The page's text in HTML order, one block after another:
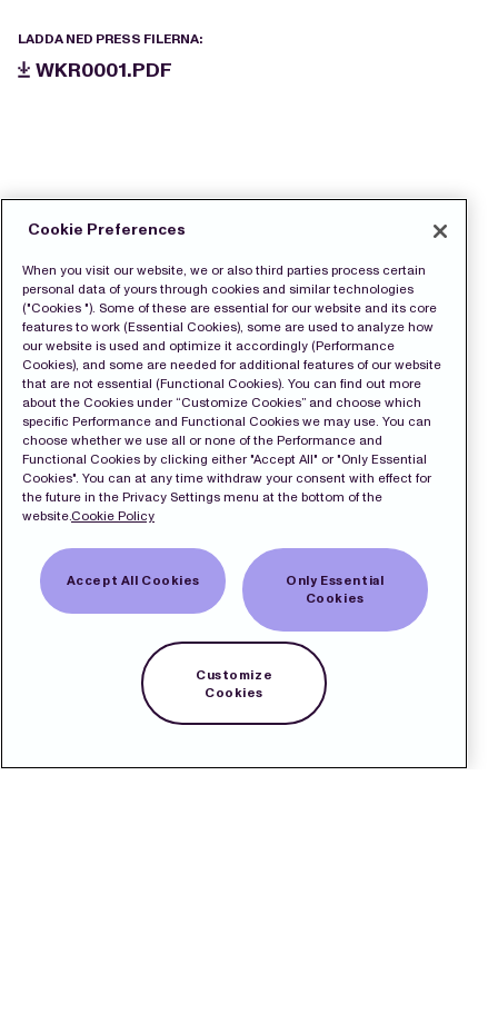
LADDA NED PRESS FILERNA:
WKR0001.PDF
Cookie Preferences
When you visit our website, we or also third parties process certain
personal data of yours through cookies and similar technologies
("Cookies "). Some of these are essential for our website and its core
features to work (Essential Cookies), some are used to analyze how
our website is used and optimize it accordingly (Performance
Cookies), and some are needed for additional features of our website
that are not essential (Functional Cookies). You can find out more
about the Cookies under “Customize Cookies” and choose which
specific Performance and Functional Cookies we may use. You can
choose whether we use all or none of the Performance and
Functional Cookies by clicking either "Accept All" or "Only Essential
Cookies". You can at any time withdraw your consent with effect for
the future in the Privacy Settings menu at the bottom of the
website.Cookie Policy
Accept All Cookies
Only Essential
Cookies
Customize
Cookies